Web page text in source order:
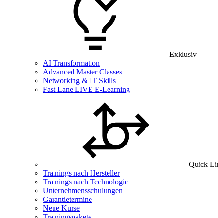
Exklusiv
AI Transformation
Advanced Master Classes
Networking & IT Skills
Fast Lane LIVE E-Learning
Quick
Trainings nach Hersteller
Trainings nach Technologie
Unternehmensschulungen
Garantietermine
Neue Kurse